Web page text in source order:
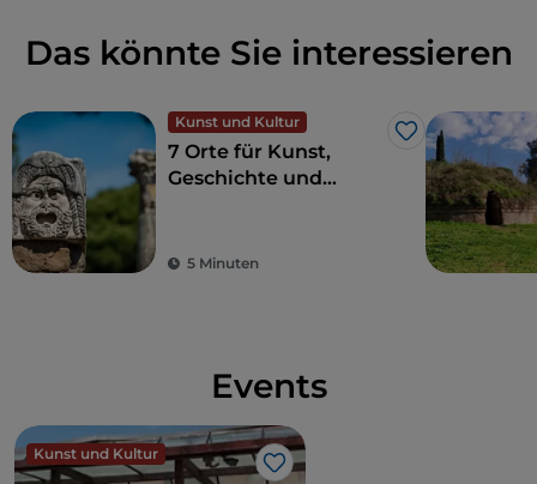
Das könnte Sie interessieren
Kunst und Kultur
Like
7 Orte für Kunst,
Geschichte und
5 Minuten
Events
Kunst und Kultur
Like